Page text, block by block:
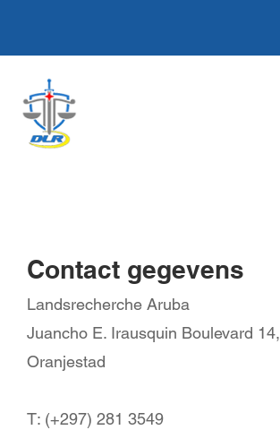
Contact gegevens
Landsrecherche Aruba
Juancho E. Irausquin Boulevard 14,
Oranjestad
T: (+297) 281 3549